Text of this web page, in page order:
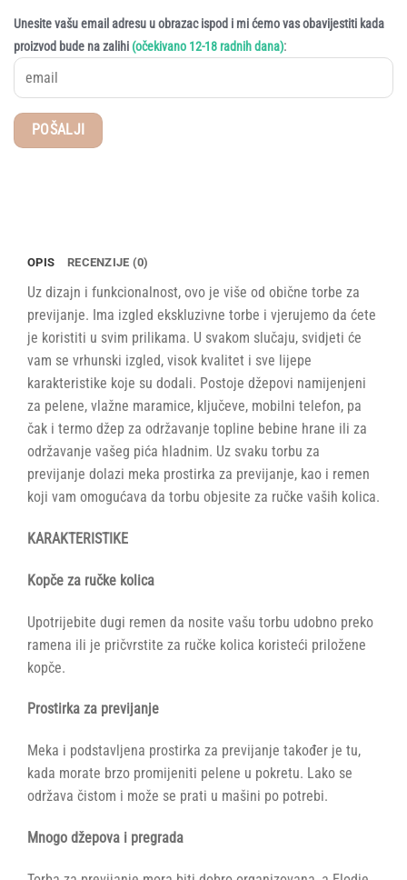
Unesite vašu email adresu u obrazac ispod i mi ćemo vas obavijestiti kada
proizvod bude na zalihi (očekivano 12-18 radnih dana):
OPIS RECENZIJE (0)
Uz dizajn i funkcionalnost, ovo je više od obične torbe za
previjanje. Ima izgled ekskluzivne torbe i vjerujemo da ćete
je koristiti u svim prilikama. U svakom slučaju, svidjeti će
vam se vrhunski izgled, visok kvalitet i sve lijepe
karakteristike koje su dodali. Postoje džepovi namijenjeni
za pelene, vlažne maramice, ključeve, mobilni telefon, pa
čak i termo džep za održavanje topline bebine hrane ili za
održavanje vašeg pića hladnim. Uz svaku torbu za
previjanje dolazi meka prostirka za previjanje, kao i remen
koji vam omogućava da torbu objesite za ručke vaših kolica.
KARAKTERISTIKE
Kopče za ručke kolica
Upotrijebite dugi remen da nosite vašu torbu udobno preko
ramena ili je pričvrstite za ručke kolica koristeći priložene
kopče.
Prostirka za previjanje
Meka i podstavljena prostirka za previjanje također je tu,
kada morate brzo promijeniti pelene u pokretu. Lako se
održava čistom i može se prati u mašini po potrebi.
Mnogo džepova i pregrada